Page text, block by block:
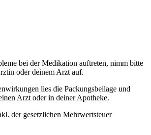
bei der Medikation auftreten, nimm bitte
oder deinem Arzt auf.
lies die Packungsbeilage und
Arzt oder in deiner Apotheke.
der gesetzlichen Mehrwertsteuer